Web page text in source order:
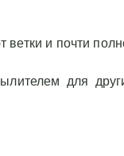
ветки и почти
для